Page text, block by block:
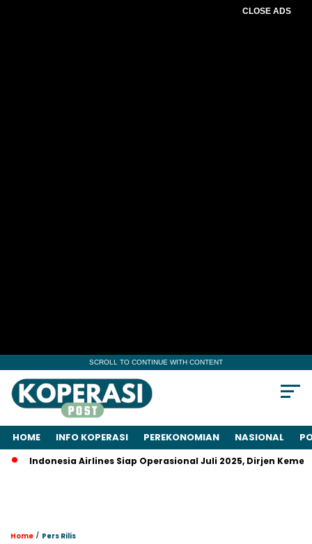
CLOSE ADS
SCROLL TO CONTINUE WITH CONTENT
HOME INFO KOPERASI PEREKONOMIAN NASIONAL
Airlines Siap Operasional Juli 2025, Dirjen Kemenhub
Home / Pers Rilis